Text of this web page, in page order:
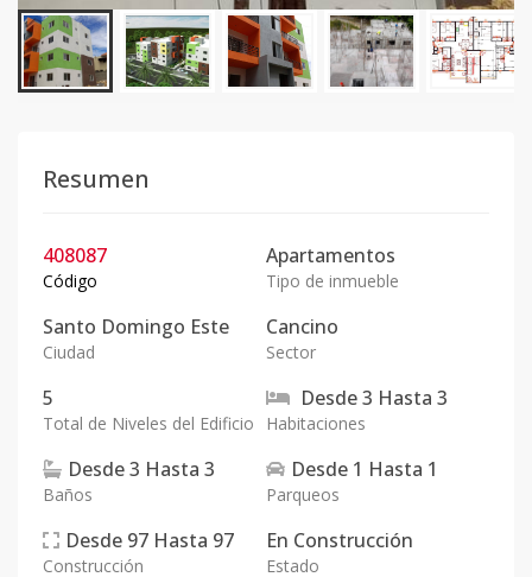
Resumen
408087
Código
Apartamentos
Tipo de inmueble
Santo Domingo Este
Ciudad
Cancino
Sector
5
Total de Niveles del Edificio
Desde3 Hasta 3
Habitaciones
Desde3 Hasta 3
Baños
Desde 1 Hasta 1
Parqueos
Desde 97 Hasta 97
Construcción
En Construcción
Estado